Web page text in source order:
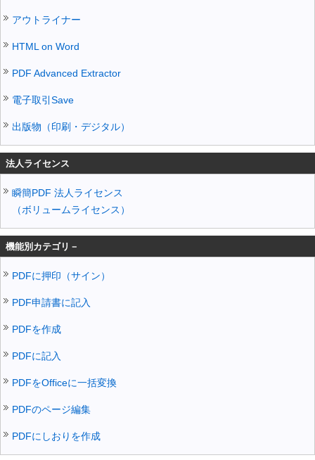
アウトライナー
HTML on Word
PDF Advanced Extractor
電子取引Save
出版物（印刷・デジタル）
法人ライセンス
瞬簡PDF 法人ライセンス
（ボリュームライセンス）
機能別カテゴリ－
PDFに押印（サイン）
PDF申請書に記入
PDFを作成
PDFに記入
PDFをOfficeに一括変換
PDFのページ編集
PDFにしおりを作成